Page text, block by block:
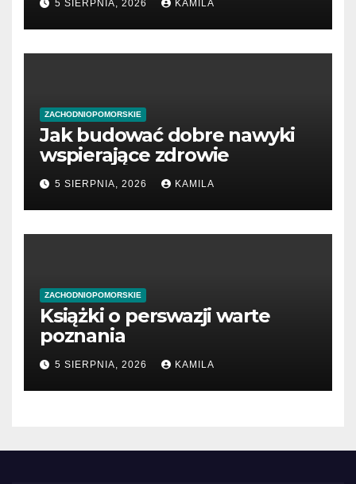
5 SIERPNIA, 2026 KAMILA
ZACHODNIOPOMORSKIE
Jak budować dobre nawyki
wspierające zdrowie
5 SIERPNIA, 2026 KAMILA
ZACHODNIOPOMORSKIE
Książki o perswazji warte
poznania
5 SIERPNIA, 2026 KAMILA